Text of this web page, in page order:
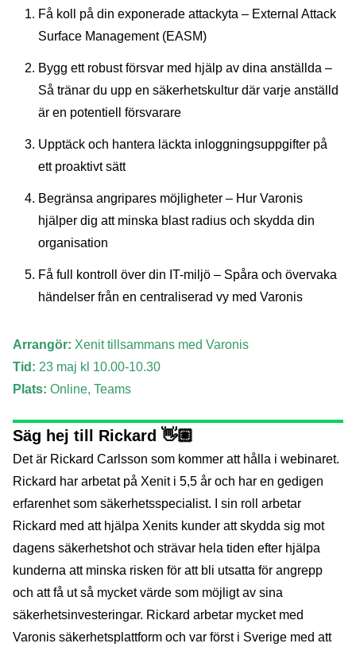
Få koll på din exponerade attackyta – External Attack
Surface Management (EASM)
Bygg ett robust försvar med hjälp av dina anställda –
Så tränar du upp en säkerhetskultur där varje anställd
är en potentiell försvarare
Upptäck och hantera läckta inloggningsuppgifter på
ett proaktivt sätt
Begränsa angripares möjligheter – Hur Varonis
hjälper dig att minska blast radius och skydda din
organisation
Få full kontroll över din IT-miljö – Spåra och övervaka
händelser från en centraliserad vy med Varonis
Arrangör: Xenit tillsammans med Varonis
Tid: 23 maj kl 10.00-10.30
Plats: Online, Teams
Säg hej till Rickard 👋🏼
Det är Rickard Carlsson som kommer att hålla i webinaret.
Rickard har arbetat på Xenit i 5,5 år och har en gedigen
erfarenhet som säkerhetsspecialist. I sin roll arbetar
Rickard med att hjälpa Xenits kunder att skydda sig mot
dagens säkerhetshot och strävar hela tiden efter hjälpa
kunderna att minska risken för att bli utsatta för angrepp
och att få ut så mycket värde som möjligt av sina
säkerhetsinvesteringar. Rickard arbetar mycket med
Varonis säkerhetsplattform och var först i Sverige med att